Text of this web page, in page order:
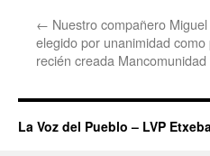
← Nuestro compañero
elegido por unanimidad
recién creada
La Voz del Pueblo – LVP